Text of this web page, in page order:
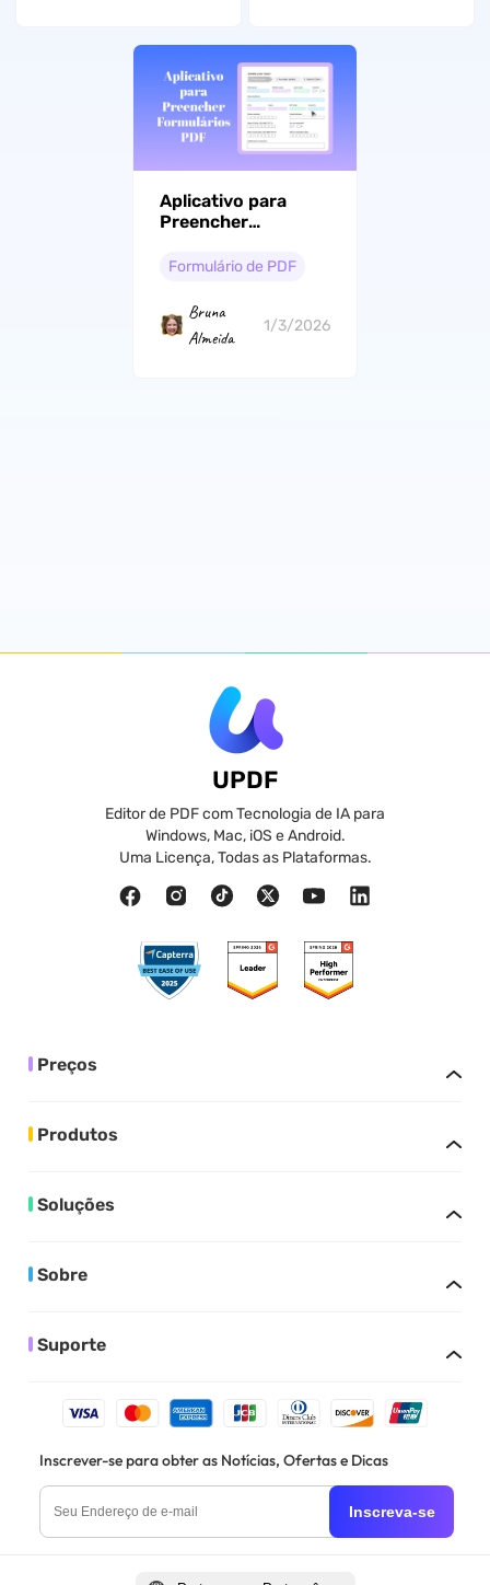
Aplicativo para
Preencher
PDF: 10 Melhores
Formulário de PDF
Bruna
Almeida
1/3/2026
UPDF
Editor de PDF com Tecnologia de IA para
Windows, Mac, iOS e Android.
Uma Licença, Todas as Plataformas.
Preços
Produtos
Soluções
Sobre
Suporte
Inscrever-se para obter as Notícias, Ofertas e Dicas
Inscreva-se